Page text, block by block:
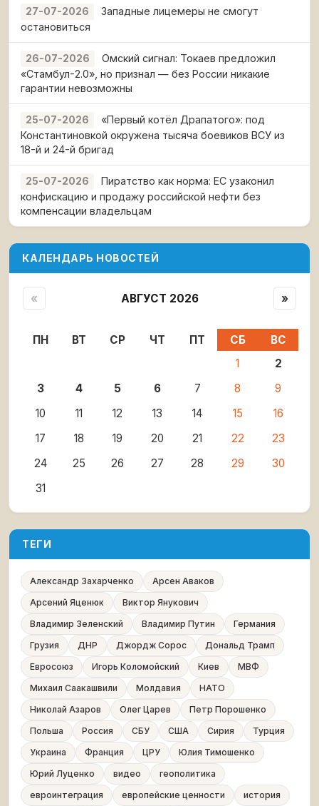
27-07-2026
Западные лицемеры не смогут
остановиться
26-07-2026
Омский сигнал: Токаев предложил
«Стамбул-2.0», но признал — без России никакие
гарантии невозможны
25-07-2026
«Первый котёл Драпатого»: под
Константиновкой окружена тысяча боевиков ВСУ из
18-й и 24-й бригад
25-07-2026
Пиратство как норма: ЕС узаконил
конфискацию и продажу российской нефти без
компенсации владельцам
КАЛЕНДАРЬ НОВОСТЕЙ
« АВГУСТ 2026 »
ПН ВТ СР ЧТ ПТ СБ
ВС
1
2
3
4 5 6 7 8
9
10
11 12 13 14 15
16
17
18 19 20 21 22
23
24
25 26 27 28 29
30
31
ТЕГИ
Александр Захарченко
Арсен Аваков
Арсений Яценюк
Виктор Янукович
Владимир Зеленский
Владимир Путин
Германия
Грузия
ДНР Джордж Сорос
Дональд Трамп
Евросоюз
Игорь Коломойский Киев
МВФ
Михаил Саакашвили
Молдавия
НАТО
Николай Азаров
Олег Царев
Петр Порошенко
Польша
Россия СБУ США Сирия
Турция
Украина
Франция ЦРУ
Юлия Тимошенко
Юрий Луценко
видео
геополитика
евроинтеграция
европейские ценности
история